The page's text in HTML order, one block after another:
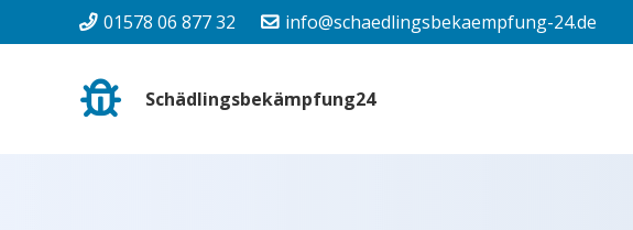
01578 06 877 32 info@schaedlingsbekaempfung-24.de
Schädlingsbekämpfung24